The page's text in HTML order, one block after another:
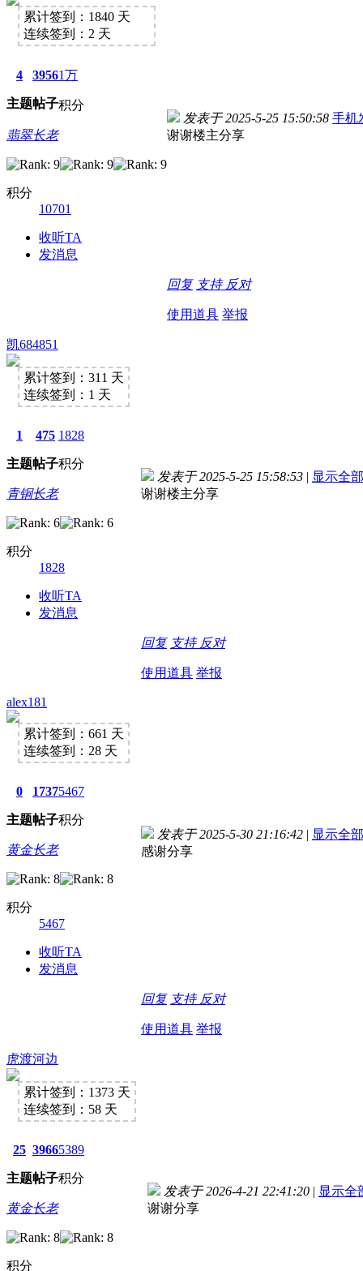
累计签到：1840 天
连续签到：2 天
4
主题
3956
帖子
1万
积分
翡翠长老
积分
10701
收听TA
发消息
发表于 2025-5-25 15:50:58 手机
谢谢楼主分享
回复 支持 反对
使用道具 举报
凯684851
累计签到：311 天
连续签到：1 天
1
主题
475
帖子
1828
积分
青铜长老
积分
1828
收听TA
发消息
发表于 2025-5-25 15:58:53 | 显示全
谢谢楼主分享
回复 支持 反对
使用道具 举报
alex181
累计签到：661 天
连续签到：28 天
0
主题
1737
帖子
5467
积分
黄金长老
积分
5467
收听TA
发消息
发表于 2025-5-30 21:16:42 | 显示全
感谢分享
回复 支持 反对
使用道具 举报
虎渡河边
累计签到：1373 天
连续签到：58 天
25
主题
3966
帖子
5389
积分
黄金长老
积分
发表于 2026-4-21 22:41:20 | 显示全
谢谢分享